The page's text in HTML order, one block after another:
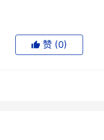
进行云化，以及开发智
正在呈现更加开放的发
投资建议。
赞 (0)